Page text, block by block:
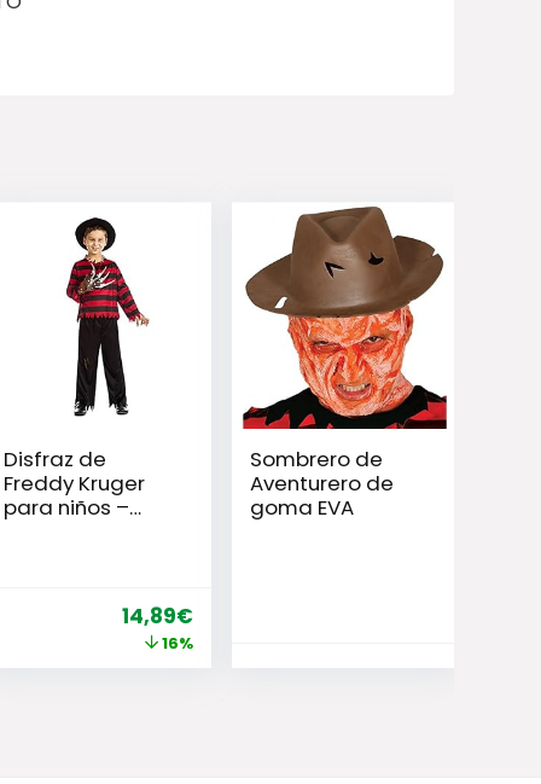
Disfraz de
Freddy Kruger
para niños –
El
precio
original
14,89€El
precio
actual
16%
Sombrero de
Aventurero de
goma EVA